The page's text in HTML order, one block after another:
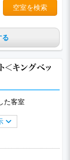
空室を検索
る
＜キングベッ
た客室